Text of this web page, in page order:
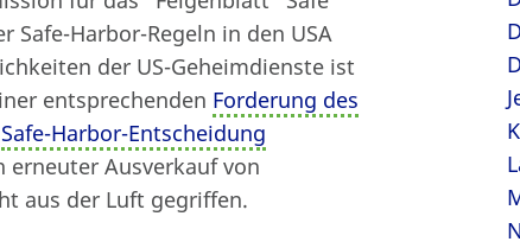
Harbor-Regeln in den USA
der US-Geheimdienste ist
entsprechenden Forderung des
Safe-Harbor-Entscheidung
erneuter Ausverkauf von
aus der Luft gegriffen.